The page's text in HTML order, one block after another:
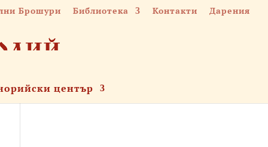
Брошури Библиотека Контакти Дарения
център